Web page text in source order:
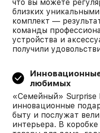
что вы можете
близких
комплект —
команды
устройства и
получили
любимых
«Семейный» Surprise
инновационные
быту и послужат
интерьера. В